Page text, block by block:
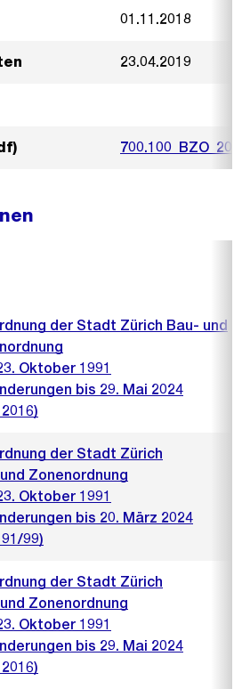
01.11.2018
23.04.2019
der Stadt Zürich Bau- und
Oktober 1991
bis 29. Mai 2024
der Stadt Zürich
Zonenordnung
Oktober 1991
bis 20. März 2024
99)
der Stadt Zürich
Zonenordnung
Oktober 1991
bis 29. Mai 2024